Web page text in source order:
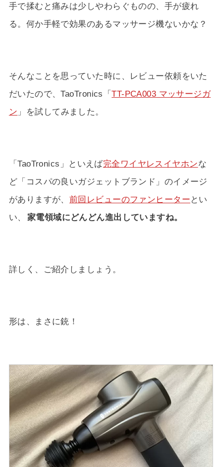
手で揉むと痛みは少しやわらぐものの、手が疲れ
る。何か手軽で効果のあるマッサージ機ないかな？
そんなことを思っていた時に、レビュー依頼をいた
だいたので、TaoTronics「TT-PCA003 マッサージガ
ン 」を試してみました。
「TaoTronics」といえば完全ワイヤレスイヤホンな
ど「コスパの良いガジェットブランド」のイメージ
がありますが、 前回レビューのファンヒーター とい
い、
家電領域にどんどん進出していますね。
詳しく、ご紹介しましょう。
形は、まさに銃！